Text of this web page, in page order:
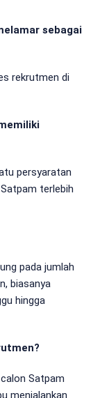
sebagai
rekrutmen di
persyaratan
terlebih
pada jumlah
biasanya
hingga
Satpam
menjalankan